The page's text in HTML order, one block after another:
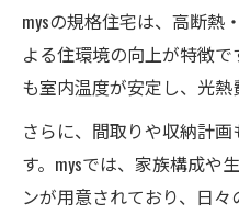
mysの規格住宅は、高断熱
よる住環境の向上が特徴
も室内温度が安定し、光熱
さらに、間取りや収納計
す。mysでは、家族構成や
ンが用意されており、日